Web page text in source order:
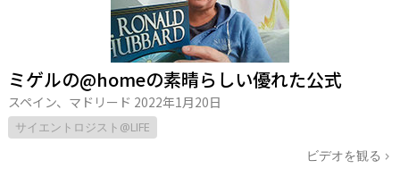
ミゲルの@homeの素晴らしい優れた公式
スペイン、マドリード 2022年1月20日
サイエントロジスト@LIFE
ビデオを観る